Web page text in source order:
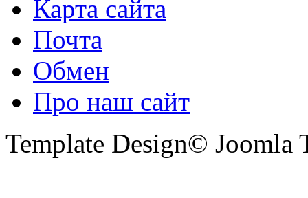
Карта сайта
Почта
Обмен
Про наш сайт
Template Design© Joomla